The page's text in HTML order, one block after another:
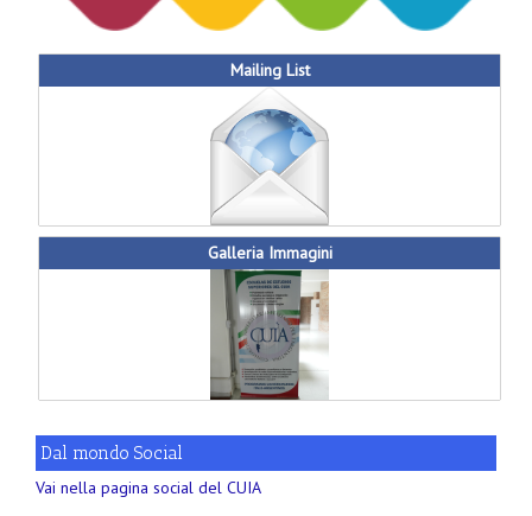
Mailing List
Galleria Immagini
Dal mondo Social
Vai nella pagina social del CUIA